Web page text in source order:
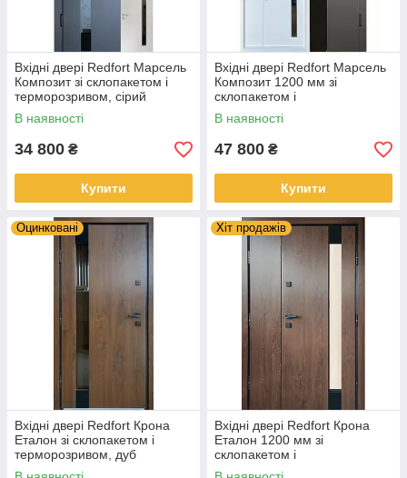
Вхідні двері Redfort Марсель
Композит зі склопакетом і
терморозривом, сірий
композит / біле дерево,
вуличні
В наявності
34 800 ₴
Купити
Вхідні двері Redfort Марсель
Композит 1200 мм зі
склопакетом і
терморозривом, сірий
композит / біле дерево,
В наявності
47 800 ₴
Купити
Оцинковані
Вхідні двері Redfort Крона
Еталон зі склопакетом і
терморозривом, дуб
бронзовий, вуличні
Хіт продажів
Вхідні двері Redfort Крона
Еталон 1200 мм зі
склопакетом і
терморозривом, дуб